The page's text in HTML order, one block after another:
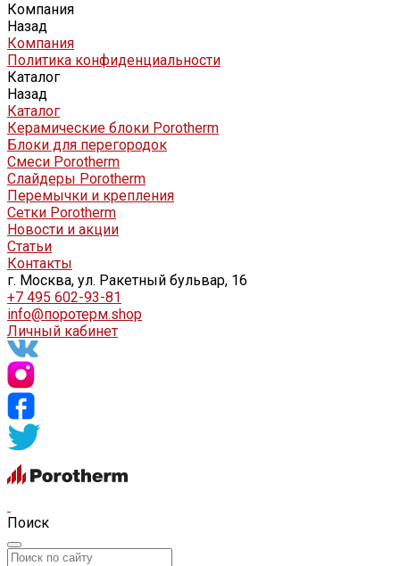
Компания
Назад
Компания
Политика конфиденциальности
Каталог
Назад
Каталог
Керамические блоки Porotherm
Блоки для перегородок
Смеси Porotherm
Слайдеры Porotherm
Перемычки и крепления
Сетки Porotherm
Новости и акции
Статьи
Контакты
г. Москва, ул. Ракетный бульвар, 16
+7 495 602-93-81
info@поротерм.shop
Личный кабинет
Поиск